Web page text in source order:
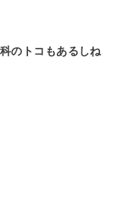
のトコもあるしね